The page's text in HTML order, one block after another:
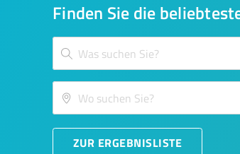
Finden Sie die
ZUR ERGEBNISLISTE